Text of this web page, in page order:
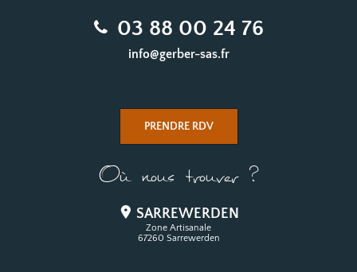
03 88 00 24 76
info@gerber-sas.fr
PRENDRE RDV
Où nous trouver ?
SARREWERDEN
Zone Artisanale
67260 Sarrewerden